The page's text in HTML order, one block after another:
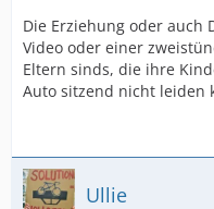
Die Erziehung oder auch
Video oder einer
Eltern sinds, die ihre
Auto sitzend nicht leiden
Ullie